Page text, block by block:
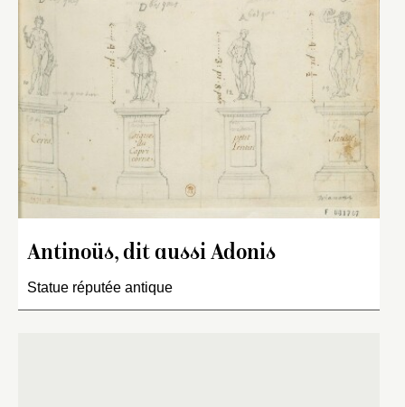
Antinoüs, dit aussi Adonis
Statue réputée antique